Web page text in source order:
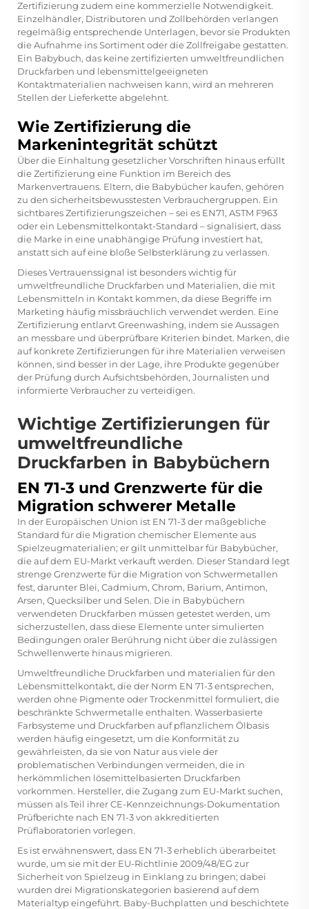
Zertifizierung zudem eine kommerzielle Notwendigkeit.
Einzelhändler, Distributoren und Zollbehörden verlangen
regelmäßig entsprechende Unterlagen, bevor sie Produkten
die Aufnahme ins Sortiment oder die Zollfreigabe gestatten.
Ein Babybuch, das keine zertifizierten umweltfreundlichen
Druckfarben und lebensmittelgeeigneten
Kontaktmaterialien nachweisen kann, wird an mehreren
Stellen der Lieferkette abgelehnt.
Wie Zertifizierung die
Markenintegrität schützt
Über die Einhaltung gesetzlicher Vorschriften hinaus erfüllt
die Zertifizierung eine Funktion im Bereich des
Markenvertrauens. Eltern, die Babybücher kaufen, gehören
zu den sicherheitsbewusstesten Verbrauchergruppen. Ein
sichtbares Zertifizierungszeichen – sei es EN71, ASTM F963
oder ein Lebensmittelkontakt-Standard – signalisiert, dass
die Marke in eine unabhängige Prüfung investiert hat,
anstatt sich auf eine bloße Selbsterklärung zu verlassen.
Dieses Vertrauenssignal ist besonders wichtig für
umweltfreundliche Druckfarben und Materialien, die mit
Lebensmitteln in Kontakt kommen, da diese Begriffe im
Marketing häufig missbräuchlich verwendet werden. Eine
Zertifizierung entlarvt Greenwashing, indem sie Aussagen
an messbare und überprüfbare Kriterien bindet. Marken, die
auf konkrete Zertifizierungen für ihre Materialien verweisen
können, sind besser in der Lage, ihre Produkte gegenüber
der Prüfung durch Aufsichtsbehörden, Journalisten und
informierte Verbraucher zu verteidigen.
Wichtige Zertifizierungen für
umweltfreundliche
Druckfarben in Babybüchern
EN 71-3 und Grenzwerte für die
Migration schwerer Metalle
In der Europäischen Union ist EN 71-3 der maßgebliche
Standard für die Migration chemischer Elemente aus
Spielzeugmaterialien; er gilt unmittelbar für Babybücher,
die auf dem EU-Markt verkauft werden. Dieser Standard legt
strenge Grenzwerte für die Migration von Schwermetallen
fest, darunter Blei, Cadmium, Chrom, Barium, Antimon,
Arsen, Quecksilber und Selen. Die in Babybüchern
verwendeten Druckfarben müssen getestet werden, um
sicherzustellen, dass diese Elemente unter simulierten
Bedingungen oraler Berührung nicht über die zulässigen
Schwellenwerte hinaus migrieren.
Umweltfreundliche Druckfarben und materialien für den
Lebensmittelkontakt, die der Norm EN 71-3 entsprechen,
werden ohne Pigmente oder Trockenmittel formuliert, die
beschränkte Schwermetalle enthalten. Wasserbasierte
Farbsysteme und Druckfarben auf pflanzlichem Ölbasis
werden häufig eingesetzt, um die Konformität zu
gewährleisten, da sie von Natur aus viele der
problematischen Verbindungen vermeiden, die in
herkömmlichen lösemittelbasierten Druckfarben
vorkommen. Hersteller, die Zugang zum EU-Markt suchen,
müssen als Teil ihrer CE-Kennzeichnungs-Dokumentation
Prüfberichte nach EN 71-3 von akkreditierten
Prüflaboratorien vorlegen.
Es ist erwähnenswert, dass EN 71-3 erheblich überarbeitet
wurde, um sie mit der EU-Richtlinie 2009/48/EG zur
Sicherheit von Spielzeug in Einklang zu bringen; dabei
wurden drei Migrationskategorien basierend auf dem
Materialtyp eingeführt. Baby-Buchplatten und beschichtete